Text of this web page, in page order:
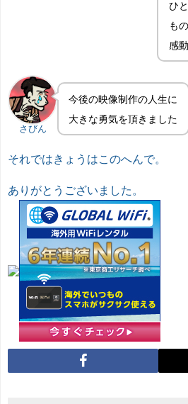
ひ
も
感
さびん
今後の映像制作の人生に
大きな勇気を頂きました
それではきょうはこのへんで。
ありがとうございました。